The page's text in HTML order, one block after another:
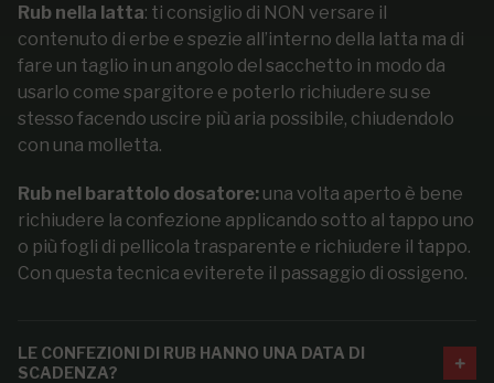
Rub nella latta: ti consiglio di NON versare il
contenuto di erbe e spezie all’interno della latta ma di
fare un taglio in un angolo del sacchetto in modo da
usarlo come spargitore e poterlo richiudere su se
stesso facendo uscire più aria possibile, chiudendolo
con una molletta.
Rub nel barattolo dosatore: una volta aperto è bene
richiudere la confezione applicando sotto al tappo uno
o più fogli di pellicola trasparente e richiudere il tappo.
Con questa tecnica eviterete il passaggio di ossigeno.
LE CONFEZIONI DI RUB HANNO UNA DATA DI
SCADENZA?